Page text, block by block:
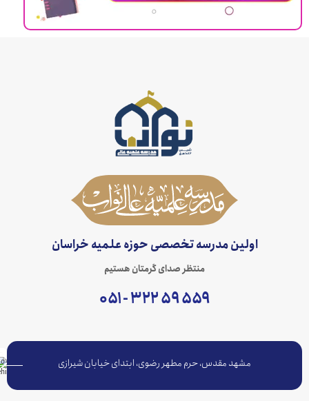
اولین مدرسه تخصصی حوزه علمیه خراسان
منتظر صدای گرمتان هستیم
مشهد مقدس، حرم مطهر رضوی، ابتدای خیابان شیرازی